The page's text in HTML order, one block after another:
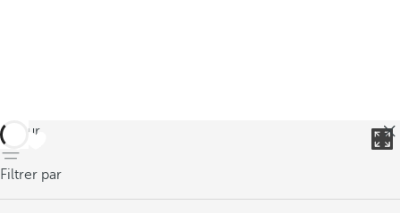
retour
Filtrer par